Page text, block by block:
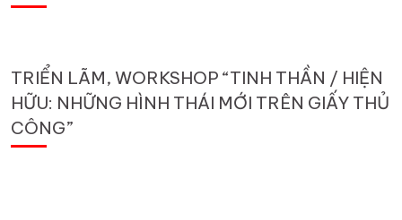
TRIỂN LÃM, WORKSHOP “TINH THẦN / HIỆN
HỮU: NHỮNG HÌNH THÁI MỚI TRÊN GIẤY THỦ
CÔNG”